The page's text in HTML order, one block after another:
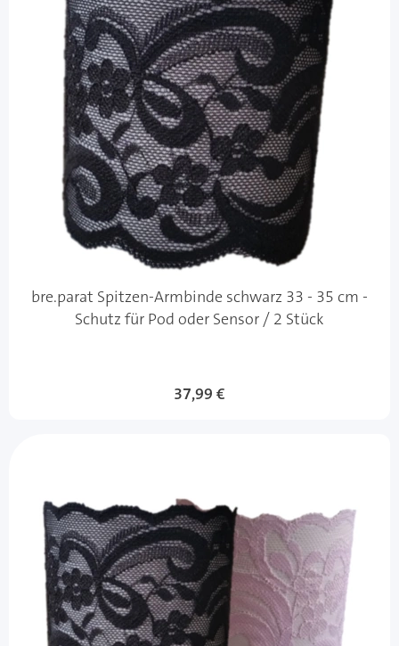
bre.parat Spitzen-Armbinde schwarz 33 - 35 cm -
Schutz für Pod oder Sensor / 2 Stück
37,99 €